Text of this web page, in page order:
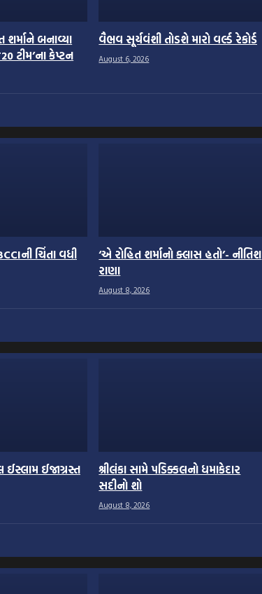
શર્માને બનાવ્યા
ટીમ’ના કેપ્ટન
વૈભવ સૂર્યવંશી તોડશે મારો વર્લ્ડ રેકોર્ડ
August 6, 2026
ચિંતા વધી
‘એ રોહિત શર્માનો ક્લાસ હતો’- નીતિશ
રાણા
August 8, 2026
ઈસ્લામ ઈજાગ્રસ્ત
શ્રીલંકા સામે પડિક્કલનો ધમાકેદાર
સદીનો શો
August 8, 2026